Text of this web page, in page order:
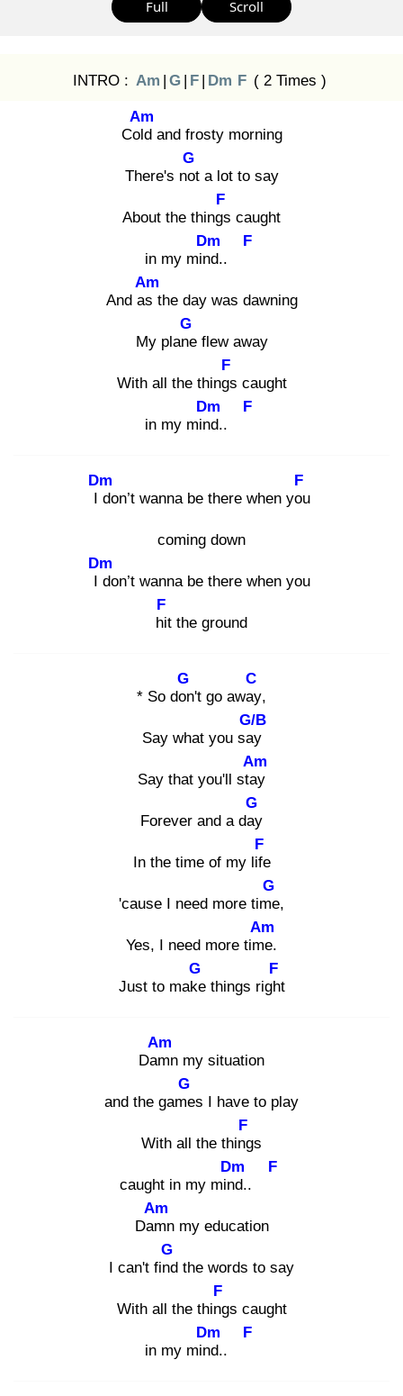
Full Scroll
INTRO : Am | G | F | Dm F ( 2 Times )
Cold
Am
and frosty morning
There's not
G
a lot to say
About the things
F
caught
in my mind
Dm
..
F
And as
Am
the day was dawning
My plane
G
flew away
With all the things
F
caught
in my mind
Dm
..
F
I d
Dm
on’t wanna be there when you
F
coming down
I d
Dm
on’t wanna be there when you
hit
F
the ground
* So don
G
't go away
C
,
Say what you say
G/B
Say that you'll stay
Am
Forever and a day
G
In the time of my life
F
'cause I need more time
G
,
Yes, I need more time
Am
.
Just to make
G
things right
F
Dam
Am
n my situation
and the game
G
s I have to play
With all the thing
F
s
caught in my mind
Dm
..
F
Dam
Am
n my education
I can't find
G
the words to say
With all the thing
F
s caught
in my mind
Dm
..
F